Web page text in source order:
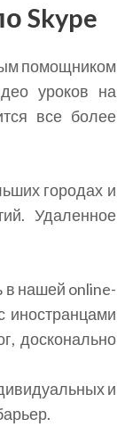
Skype
помощником
уроков на
все более
городах и
Удаленное
в нашей online-
иностранцами
досконально
и